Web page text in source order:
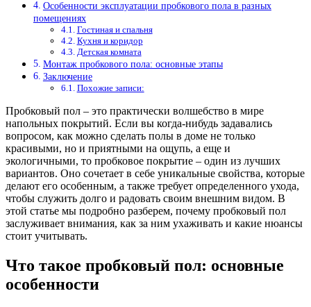
Особенности эксплуатации пробкового пола в разных
помещениях
Гостиная и спальня
Кухня и коридор
Детская комната
Монтаж пробкового пола: основные этапы
Заключение
Похожие записи:
Пробковый пол – это практически волшебство в мире
напольных покрытий. Если вы когда-нибудь задавались
вопросом, как можно сделать полы в доме не только
красивыми, но и приятными на ощупь, а еще и
экологичными, то пробковое покрытие – один из лучших
вариантов. Оно сочетает в себе уникальные свойства, которые
делают его особенным, а также требует определенного ухода,
чтобы служить долго и радовать своим внешним видом. В
этой статье мы подробно разберем, почему пробковый пол
заслуживает внимания, как за ним ухаживать и какие нюансы
стоит учитывать.
Что такое пробковый пол: основные
особенности